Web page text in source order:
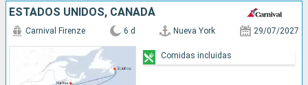
ESTADOS UNIDOS, CANADÁ
Carnival Firenze 6 d Nueva York 29/07/2027
Comidas incluidas